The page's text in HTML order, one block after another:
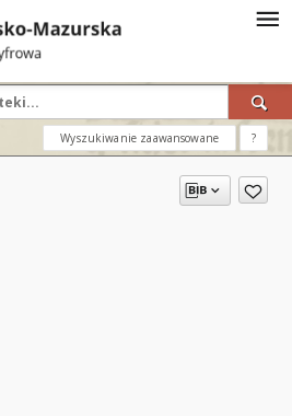
Wyszukiwanie zaawansowane ?